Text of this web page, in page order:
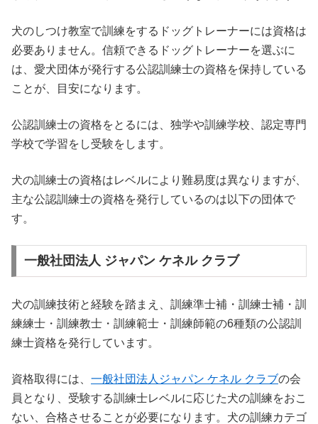
犬のしつけ教室で訓練をするドッグトレーナーには資格は
必要ありません。信頼できるドッグトレーナーを選ぶに
は、愛犬団体が発行する公認訓練士の資格を保持している
ことが、目安になります。
公認訓練士の資格をとるには、独学や訓練学校、認定専門
学校で学習をし受験をします。
犬の訓練士の資格はレベルにより難易度は異なりますが、
主な公認訓練士の資格を発行しているのは以下の団体で
す。
一般社団法人 ジャパン ケネル クラブ
犬の訓練技術と経験を踏まえ、訓練準士補・訓練士補・訓
練練士・訓練教士・訓練範士・訓練師範の6種類の公認訓
練士資格を発行しています。
資格取得には、 一般社団法人ジャパン ケネル クラブの会
員となり、受験する訓練士レベルに応じた犬の訓練をおこ
ない、合格させることが必要になります。犬の訓練カテゴ